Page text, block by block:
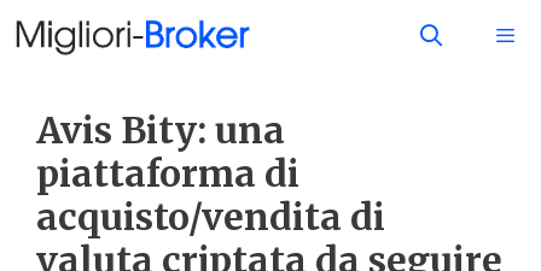
Avis Bity: una
piattaforma di
acquisto/vendita di
valuta criptata da seguire